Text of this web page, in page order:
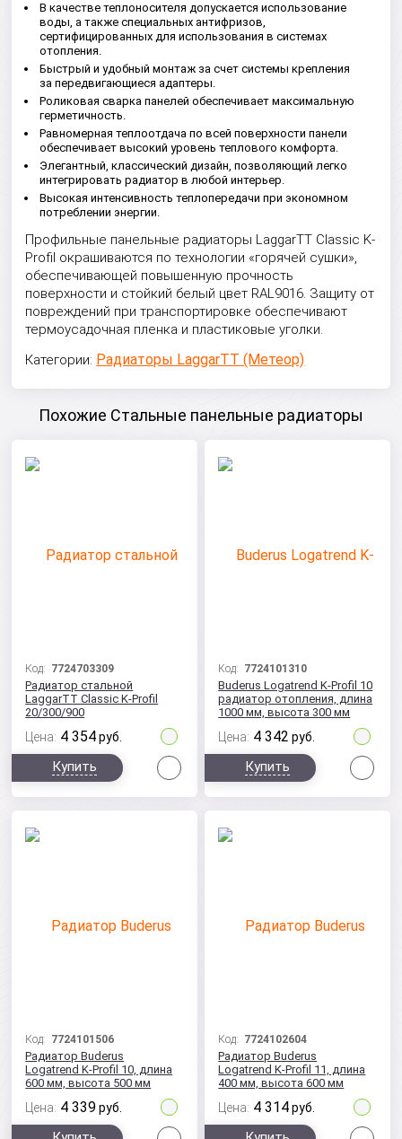
В качестве теплоносителя допускается использование
воды, а также специальных антифризов,
сертифицированных для использования в системах
отопления.
Быстрый и удобный монтаж за счет системы крепления
за передвигающиеся адаптеры.
Роликовая сварка панелей обеспечивает максимальную
герметичность.
Равномерная теплоотдача по всей поверхности панели
обеспечивает высокий уровень теплового комфорта.
Элегантный, классический дизайн, позволяющий легко
интегрировать радиатор в любой интерьер.
Высокая интенсивность теплопередачи при экономном
потреблении энергии.
Профильные панельные радиаторы LaggarTT Classic K-
Profil окрашиваются по технологии «горячей сушки»,
обеспечивающей повышенную прочность
поверхности и стойкий белый цвет RAL9016. Защиту от
повреждений при транспортировке обеспечивают
термоусадочная пленка и пластиковые уголки.
Категории: Радиаторы LaggarTT (Метеор)
Похожие Стальные панельные радиаторы
Код: 7724703309
Радиатор стальной
LaggarTT Classic K-Profil
20/300/900
Цена: 4 354 руб.
Купить
Код: 7724101310
Buderus Logatrend K-Profil 10
радиатор отопления, длина
1000 мм, высота 300 мм
с боковым подключением
Цена: 4 342 руб.
Купить
Код: 7724101506
Радиатор Buderus
Logatrend K-Profil 10, длина
600 мм, высота 500 мм
с боковым подключением
Цена: 4 339 руб.
Код: 7724102604
Радиатор Buderus
Logatrend K-Profil 11, длина
400 мм, высота 600 мм
с боковым подключением
Цена: 4 314 руб.